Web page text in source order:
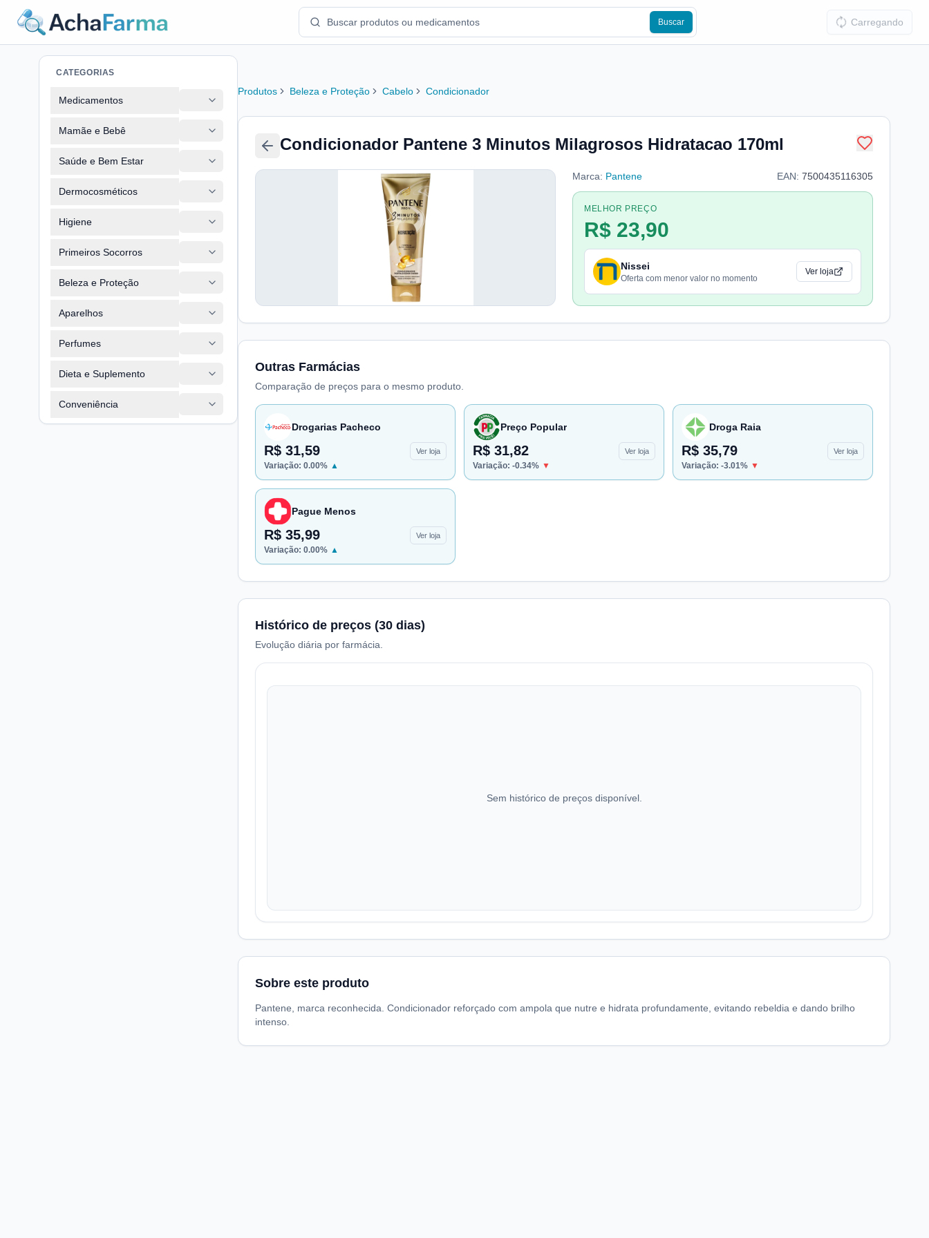
Buscar Carregando
CATEGORIAS
Medicamentos
Mamãe e Bebê
Saúde e Bem Estar
Dermocosméticos
Higiene
Primeiros Socorros
Beleza e Proteção
Aparelhos
Perfumes
Dieta e Suplemento
Conveniência
Produtos Beleza e Proteção Cabelo Condicionador
Condicionador Pantene 3 Minutos Milagrosos Hidratacao 170ml
Marca: Pantene EAN: 7500435116305
MELHOR PREÇO
R$ 23,90
Nissei
Oferta com menor valor no momento
Ver loja
Outras Farmácias
Comparação de preços para o mesmo produto.
Drogarias Pacheco
R$ 31,59 Ver loja
Variação: 0.00% ▲
Preço Popular
R$ 31,82 Ver loja
Variação: -0.34% ▼
Droga Raia
R$ 35,79 Ver loja
Variação: -3.01% ▼
Pague Menos
R$ 35,99 Ver loja
Variação: 0.00% ▲
Histórico de preços (30 dias)
Evolução diária por farmácia.
Sem histórico de preços disponível.
Sobre este produto
Pantene, marca reconhecida. Condicionador reforçado com ampola que nutre e hidrata profundamente, evitando rebeldia e dando brilho
intenso.